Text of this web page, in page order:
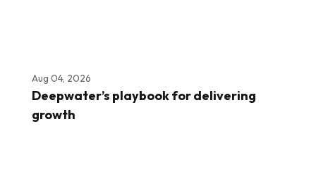
Aug 04, 2026
Deepwater’s playbook for delivering
growth